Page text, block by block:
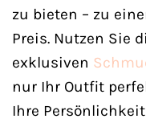
zu bieten – zu
Preis. Nutzen Sie
exklusiven
nur Ihr Outfit
Ihre